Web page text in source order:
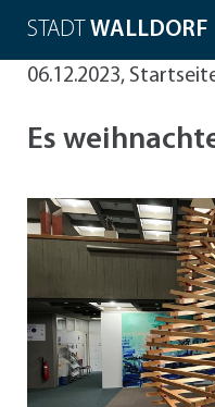
STADT WALLDORF
06.12.2023,
Es